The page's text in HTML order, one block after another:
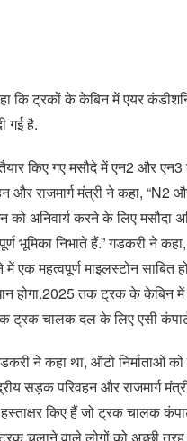
कि ट्रकों के केबिन में एयर
गई है.
किए गए मसौदे में एन2 और
और राजमार्ग मंत्री ने कहा,
अनिवार्य करने के लिए मसौदा
भूमिका निभाते हैं.” गडकरी ने
एक महत्वपूर्ण माइलस्टोन साबित
होगा.2025 तक ट्रक के केबिन में
ट्रक चालक दल के लिए एसी
ने कहा था, ऑटो निर्माताओं
सड़क परिवहन और राजमार्ग
किए हैं जो ट्रक चालक